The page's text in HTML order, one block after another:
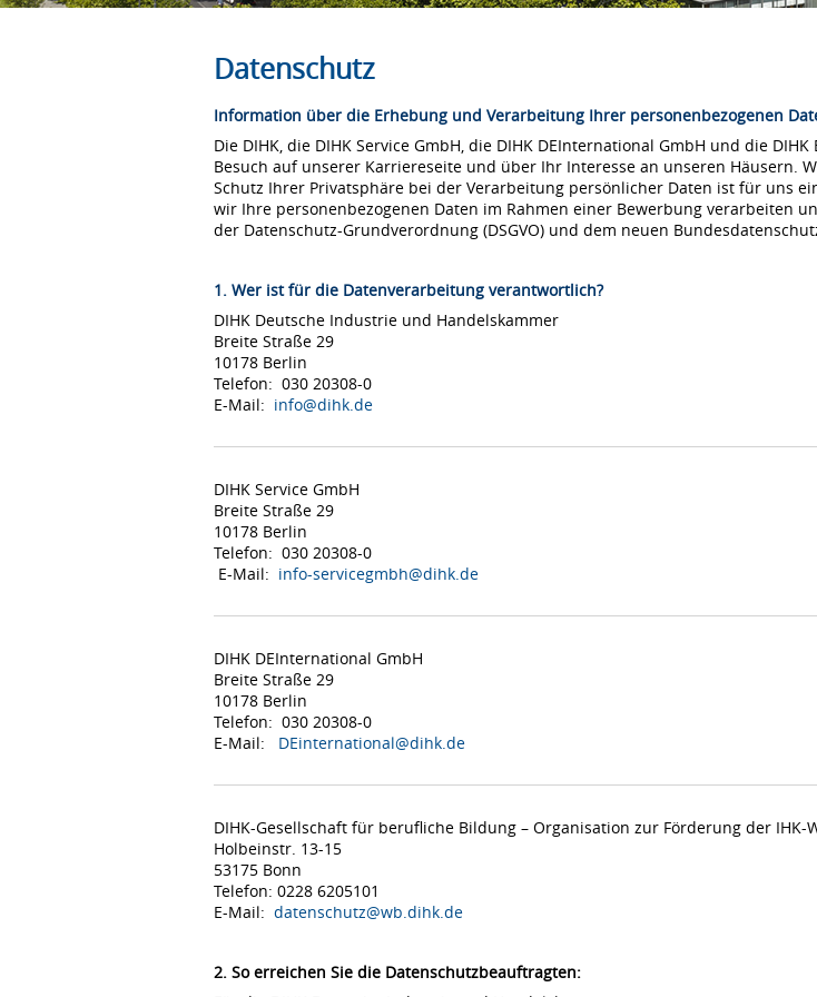
Datenschutz
Information über die Erhebung und Verarbeitung Ihrer personenbezogenen
Die DIHK, die DIHK Service GmbH, die DIHK DEInternational GmbH und die
Besuch auf unserer Karriereseite und über Ihr Interesse an unseren Häusern.
Schutz Ihrer Privatsphäre bei der Verarbeitung persönlicher Daten ist für uns
wir Ihre personenbezogenen Daten im Rahmen einer Bewerbung verarbeiten
der Datenschutz-Grundverordnung (DSGVO) und dem neuen
1. Wer ist für die Datenverarbeitung verantwortlich?
DIHK Deutsche Industrie und Handelskammer
Breite Straße 29
10178 Berlin
Telefon: 030 20308-0
E-Mail: info@dihk.de
DIHK Service GmbH
Breite Straße 29
10178 Berlin
Telefon: 030 20308-0
E-Mail: info-servicegmbh@dihk.de
DIHK DEInternational GmbH
Breite Straße 29
10178 Berlin
Telefon: 030 20308-0
E-Mail: DEinternational@dihk.de
DIHK-Gesellschaft für berufliche Bildung – Organisation zur Förderung der IHK-
Holbeinstr. 13-15
53175 Bonn
Telefon: 0228 6205101
E-Mail: datenschutz@wb.dihk.de
2. So erreichen Sie die Datenschutzbeauftragten: